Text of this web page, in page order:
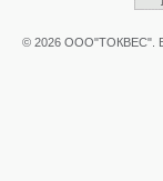
© 2026 ООО"ТОКВЕС".